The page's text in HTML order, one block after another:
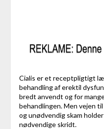
Cialis er et receptpligtigt
behandling af erektil
bredt anvendt og for
behandlingen. Men vejen
og unødvendig skam
nødvendige skridt.